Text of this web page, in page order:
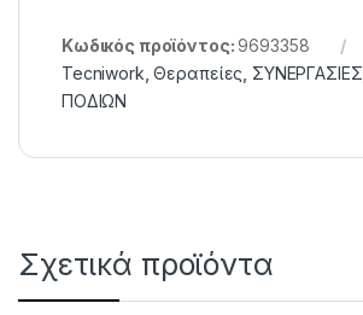
Κωδικός προϊόντος:9693358
Tecniwork ,Θεραπείες ΣΥΝΕΡΓΑΣΙΕΣ
ΠΟΔΙΩΝ
Σχετικά προϊόντα